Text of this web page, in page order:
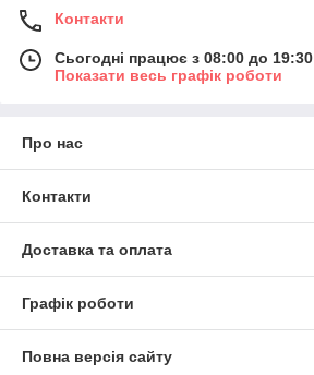
Контакти
Сьогодні працює з 08:00 до 19:30
Показати весь графік роботи
Про нас
Контакти
Доставка та оплата
Графік роботи
Повна версія сайту